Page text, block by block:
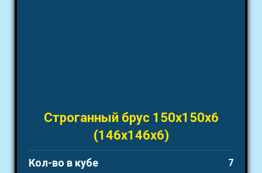
Строганный брус 150х150х6
(146х146х6)
Кол-во в кубе 7